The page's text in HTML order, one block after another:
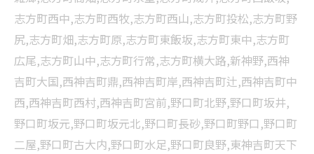
志方町西中,志方町西牧,志方町西山,志方町投松,志方町野
尻,志方町畑,志方町原,志方町東飯坂,志方町東中,志方町
広尾,志方町山中,志方町行常,志方町横大路,新神野,西神
吉町大国,西神吉町鼎,西神吉町岸,西神吉町辻,西神吉町中
西,西神吉町西村,西神吉町宮前,野口町北野,野口町坂井,
野口町坂元,野口町坂元北,野口町長砂,野口町野口,野口町
二屋,野口町古大内,野口町水足,野口町良野,東神吉町天下